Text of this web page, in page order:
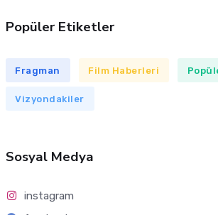
Popüler Etiketler
Fragman Film Haberleri
Vizyondakiler
Sosyal Medya
instagram